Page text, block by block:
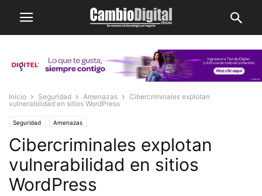
Inicio Seguridad Amenazas
Cibercriminales explotan
vulnerabilidad en sitios WordPress
Seguridad Amenazas
Cibercriminales explotan
vulnerabilidad en sitios
WordPress